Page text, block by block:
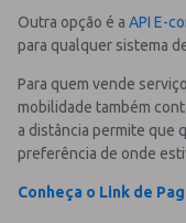
Outra opção é a API E-
para qualquer sistema
Para quem vende
mobilidade também
a distância permite que
preferência de onde
Conheça o Link de